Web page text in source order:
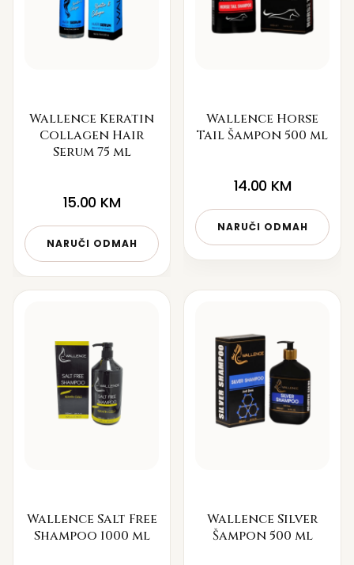
Wallence Keratin
Collagen Hair
Serum 75 ml
15.00 KM
NARUČI ODMAH
Wallence Horse
Tail Šampon 500 ml
14.00 KM
NARUČI ODMAH
Wallence Salt Free
Shampoo 1000 ml
Wallence Silver
Šampon 500 ml